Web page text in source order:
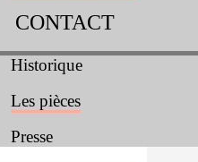
CONTACT
Historique
Les pièces
Presse